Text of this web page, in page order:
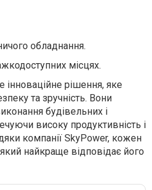
обладнання.
місцях.
рішення, яке
та зручність. Вони
будівельних і
високу продуктивність і
компанії SkyPower, кожен
найкраще відповідає його